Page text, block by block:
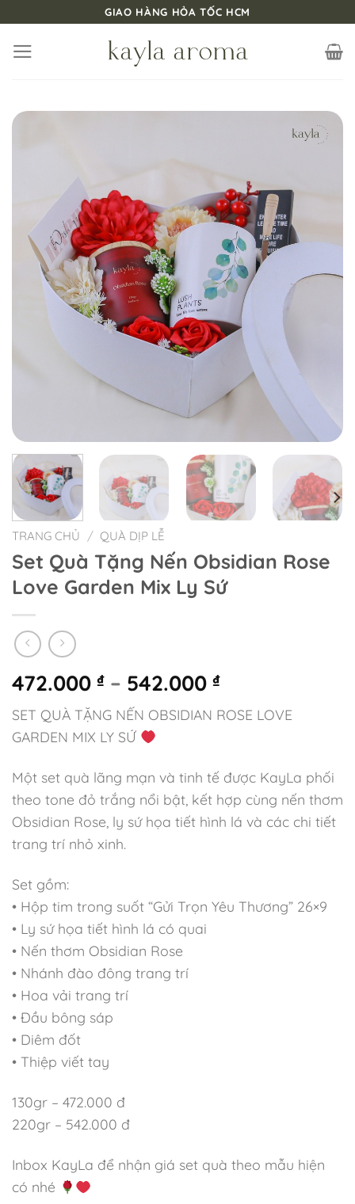
nội
GIAO HÀNG HỎA TỐC HCM
TRANG CHỦ / QUÀ DỊP LỄ
Set Quà Tặng Nến Obsidian Rose
Love Garden Mix Ly Sứ
472.000 ₫ – 542.000 ₫
SET QUÀ TẶNG NẾN OBSIDIAN ROSE LOVE
GARDEN MIX LY SỨ
Một set quà lãng mạn và tinh tế được KayLa phối
theo tone đỏ trắng nổi bật, kết hợp cùng nến thơm
Obsidian Rose, ly sứ họa tiết hình lá và các chi tiết
trang trí nhỏ xinh.
Set gồm:
• Hộp tim trong suốt “Gửi Trọn Yêu Thương” 26×9
• Ly sứ họa tiết hình lá có quai
• Nến thơm Obsidian Rose
• Nhánh đào đông trang trí
• Hoa vải trang trí
• Đầu bông sáp
• Diêm đốt
• Thiệp viết tay
130gr – 472.000 đ
220gr – 542.000 đ
Inbox KayLa để nhận giá set quà theo mẫu hiện
có nhé